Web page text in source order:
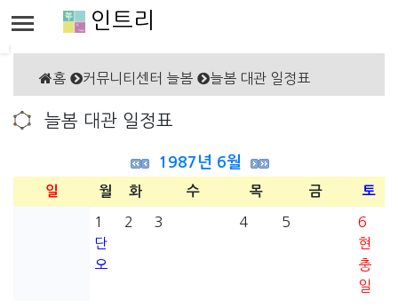
인트리
홈 커뮤니티센터 늘봄 늘봄 대관 일정표
늘봄 대관 일정표
1987년 6월
일 월 화 수 목 금 토
1
단
오
2 3 4 5
6
현
충
일